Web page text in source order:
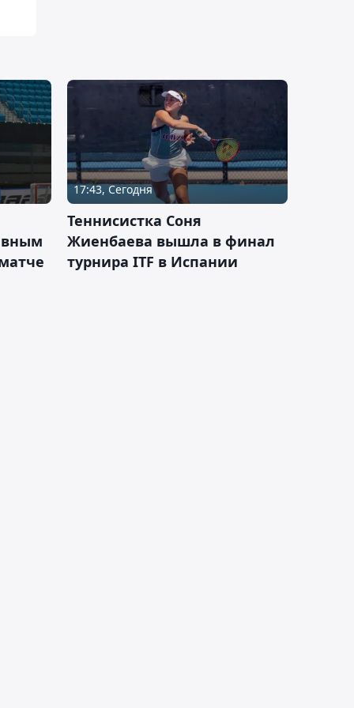
17:43, Сегодня
Теннисистка Соня
Жиенбаева вышла в финал
турнира ITF в Испании